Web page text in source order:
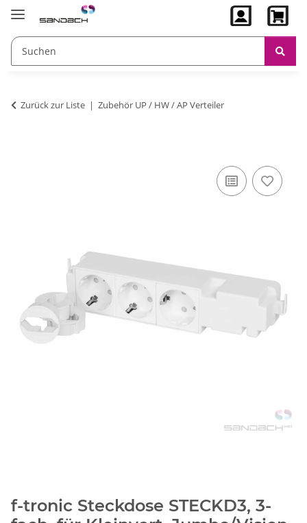
Zurück zur Liste Zubehör UP / HW / AP Verteiler
f-tronic Steckdose STECKD3, 3-